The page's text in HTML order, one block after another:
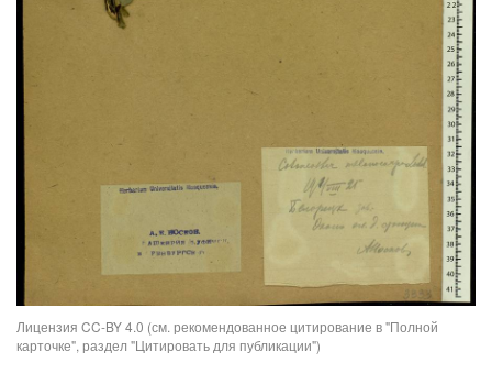
Лицензия CC-BY 4.0 (см. рекомендованное цитирование в "Полной
карточке", раздел "Цитировать для публикации")